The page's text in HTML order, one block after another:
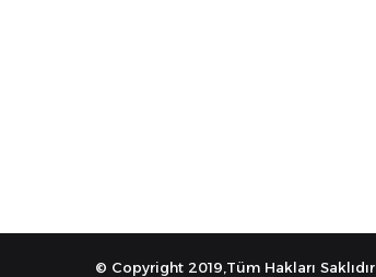
© Copyright 2019,Tüm Hakları Saklıdır